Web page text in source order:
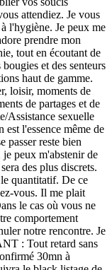
attendiez. Je vous
l'hygiène. Je peux me
prendre mon
tout en écoutant de
et des senteurs
haut de gamme.
loisir, moments de
de partages et de
Assistance sexuelle
est l'essence même de
passer reste bien
peux m'abstenir de
des plus discrets.
quantitatif. De ce
vous. Il me plait
le cas où vous ne
comportement
notre rencontre. Je
: Tout retard sans
30mn à